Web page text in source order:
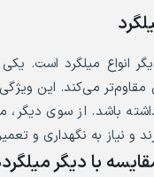
انواع میلگرد است.
مقاوم‌تر می‌کند. این
باشد. از سوی
نیاز به نگهداری و
با دیگر